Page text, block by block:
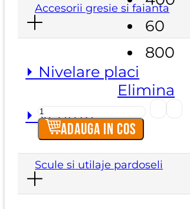
Accesorii gresie si faianta
⏵ Nivelare placi
⏵ Ventuze
Scule si utilaje pardoseli
60
800
Elimina
Cantitate
Jumper
red
-
Dischete
slefuire
Adauga in cos